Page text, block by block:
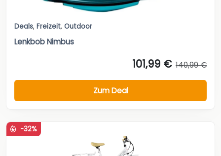
Deals, Freizeit, Outdoor
Lenkbob Nimbus
101,99 € 140,99 €
Zum Deal
-32%